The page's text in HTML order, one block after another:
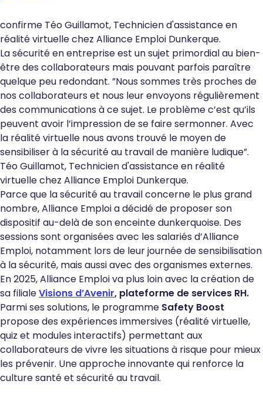
confirme Téo Guillamot, Technicien d'assistance en
réalité virtuelle chez Alliance Emploi Dunkerque.
La sécurité en entreprise est un sujet primordial au bien-
être des collaborateurs mais pouvant parfois paraître
quelque peu redondant. ”Nous sommes très proches de
nos collaborateurs et nous leur envoyons régulièrement
des communications à ce sujet. Le problème c’est qu’ils
peuvent avoir l’impression de se faire sermonner. Avec
la réalité virtuelle nous avons trouvé le moyen de
sensibiliser à la sécurité au travail de manière ludique”.
Téo Guillamot, Technicien d'assistance en réalité
virtuelle chez Alliance Emploi Dunkerque.
Parce que la sécurité au travail concerne le plus grand
nombre, Alliance Emploi a décidé de proposer son
dispositif au-delà de son enceinte dunkerquoise. Des
sessions sont organisées avec les salariés d’Alliance
Emploi, notamment lors de leur journée de sensibilisation
à la sécurité, mais aussi avec des organismes externes.
En 2025, Alliance Emploi va plus loin avec la création de
sa filialeVisions d’Avenir, plateforme de services RH.
Parmi ses solutions, le programme Safety Boost
propose des expériences immersives (réalité virtuelle,
quiz et modules interactifs) permettant aux
collaborateurs de vivre les situations à risque pour mieux
les prévenir. Une approche innovante qui renforce la
culture santé et sécurité au travail.